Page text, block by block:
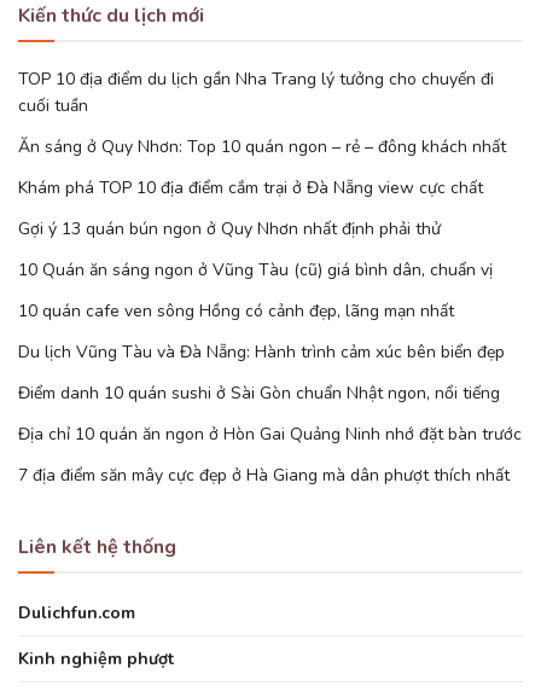
Kiến thức du lịch mới
TOP 10 địa điểm du lịch gần Nha Trang lý tưởng cho chuyến đi
cuối tuần
Ăn sáng ở Quy Nhơn: Top 10 quán ngon – rẻ – đông khách nhất
Khám phá TOP 10 địa điểm cắm trại ở Đà Nẵng view cực chất
Gợi ý 13 quán bún ngon ở Quy Nhơn nhất định phải thử
10 Quán ăn sáng ngon ở Vũng Tàu (cũ) giá bình dân, chuẩn vị
10 quán cafe ven sông Hồng có cảnh đẹp, lãng mạn nhất
Du lịch Vũng Tàu và Đà Nẵng: Hành trình cảm xúc bên biển đẹp
Điểm danh 10 quán sushi ở Sài Gòn chuẩn Nhật ngon, nổi tiếng
Địa chỉ 10 quán ăn ngon ở Hòn Gai Quảng Ninh nhớ đặt bàn trước
7 địa điểm săn mây cực đẹp ở Hà Giang mà dân phượt thích nhất
Liên kết hệ thống
Dulichfun.com
Kinh nghiệm phượt